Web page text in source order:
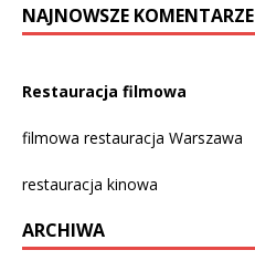
NAJNOWSZE KOMENTARZE
Restauracja filmowa
filmowa restauracja Warszawa
restauracja kinowa
ARCHIWA